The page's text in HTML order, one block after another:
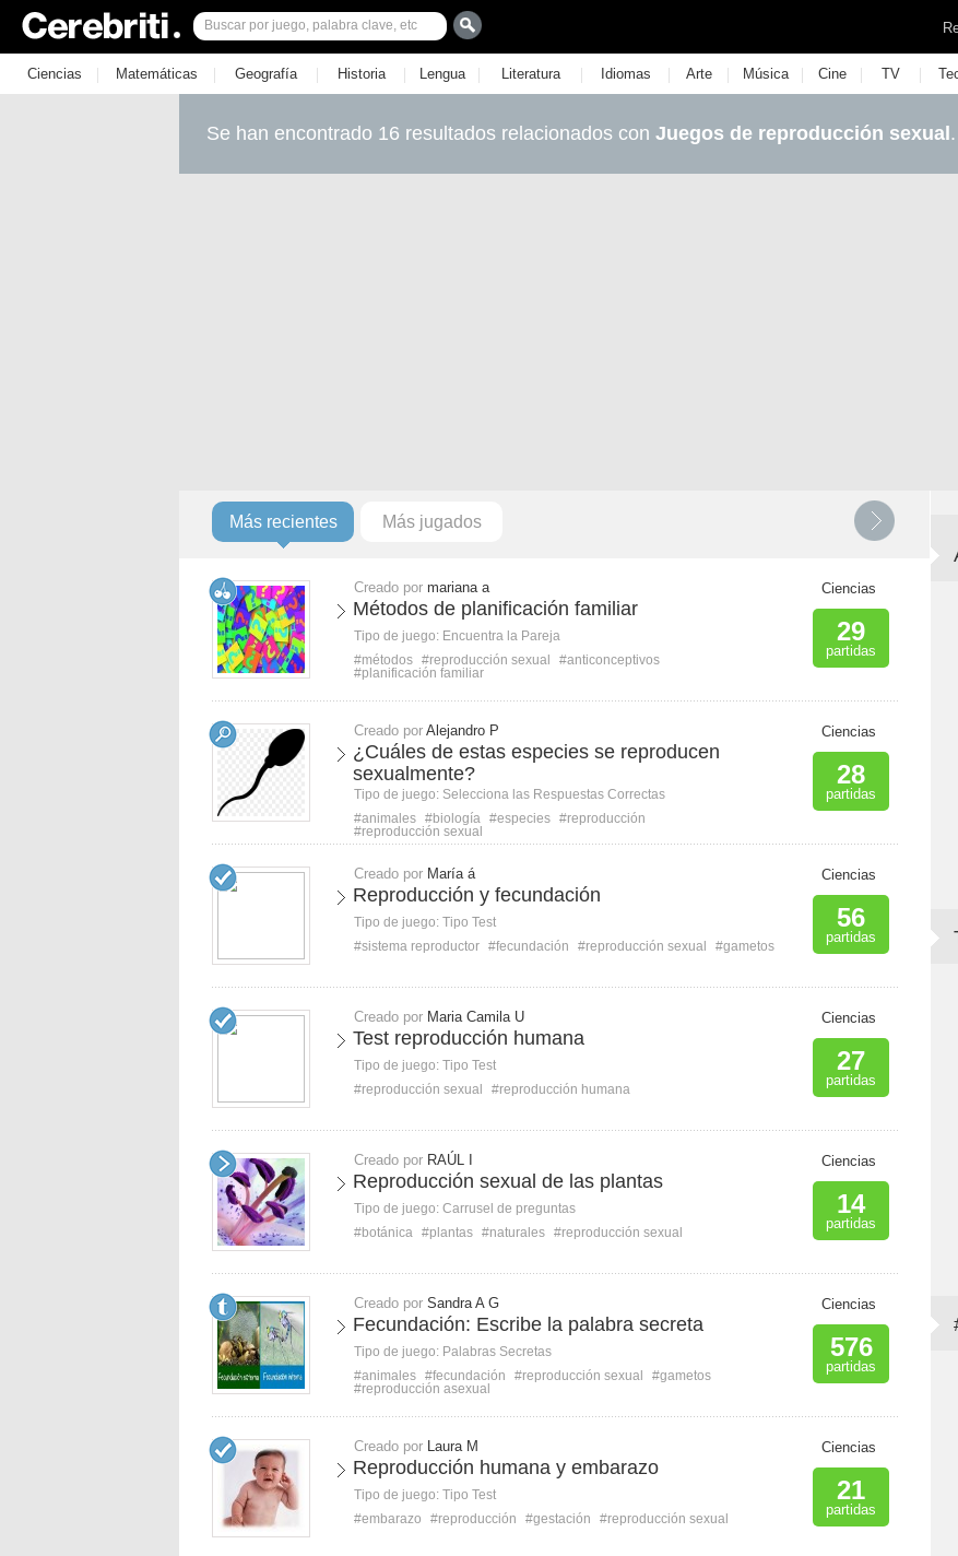
Ciencias | Matemáticas | Geografía | Historia | Lengua | Literatura | Idiomas | Arte | Música | Cine | TV |
Se han encontrado 16 resultados relacionados con Juegos de reproducción sexual .
Más recientes Más jugados
Creado por mariana a
Métodos de planificación familiar
Tipo de juego: Encuentra la Pareja
#métodos #reproducción sexual
#anticonceptivos
#planificación familiar
Ciencias
29
partidas
Creado por Alejandro P
¿Cuáles de estas especies se reproducen
sexualmente?
Tipo de juego: Selecciona las Respuestas Correctas
#animales #biología #especies #reproducción
#reproducción sexual
Ciencias
28
partidas
Creado por María á
Reproducción y fecundación
Tipo de juego: Tipo Test
#sistema reproductor #fecundación #reproducción sexual #gametos
Ciencias
56
partidas
Creado por Maria Camila U
Test reproducción humana
Tipo de juego: Tipo Test
#reproducción sexual
#reproducción humana
Ciencias
27
partidas
Creado por RAÚL I
Reproducción sexual de las plantas
Tipo de juego: Carrusel de preguntas
#botánica #plantas #naturales #reproducción sexual
Ciencias
14
partidas
Creado por Sandra A G
Fecundación: Escribe la palabra secreta
Tipo de juego: Palabras Secretas
#animales #fecundación #reproducción sexual
#gametos
#reproducción asexual
Ciencias
576
partidas
Creado por Laura M
Reproducción humana y embarazo
Tipo de juego: Tipo Test
#embarazo
#reproducción #gestación #reproducción sexual
Ciencias
21
partidas